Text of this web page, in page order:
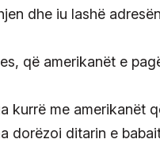
dhe iu lashë
kurrë me amerikanët
dorëzoi ditarin e